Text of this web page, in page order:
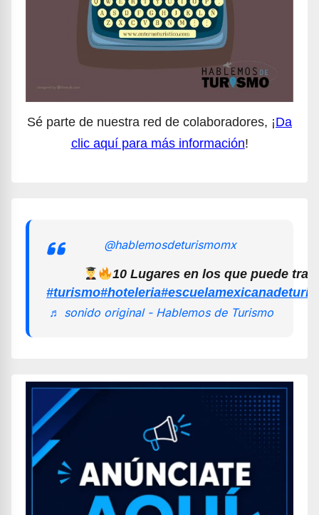
Sé parte de nuestra red de colaboradores, ¡Da
clic aquí para más información!
@hablemosdeturismomx
10 Lugares en los que puede
#turismo#hoteleria
♬ sonido original - Hablemos de Turismo